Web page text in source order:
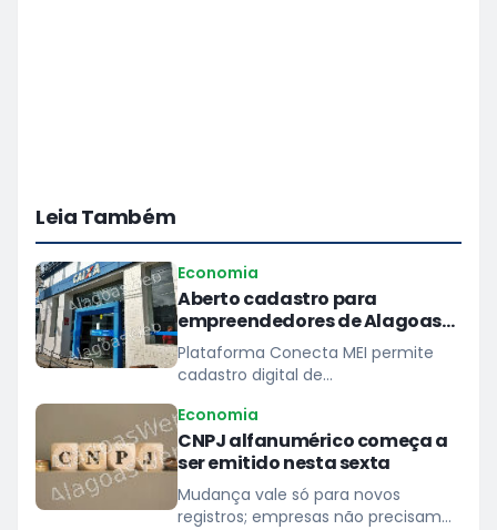
Leia Também
Economia
Aberto cadastro para
empreendedores de Alagoas
prestarem serviços à Caixa
Plataforma Conecta MEI permite
cadastro digital de
para atender demandas de
pequeno porte das unidades do
banco
Economia
CNPJ alfanumérico começa a
ser emitido nesta sexta
Mudança vale só para novos
registros; empresas não precisam